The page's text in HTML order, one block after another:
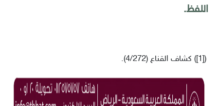
اللفظ.
([1]) كشاف القناع (4/272).